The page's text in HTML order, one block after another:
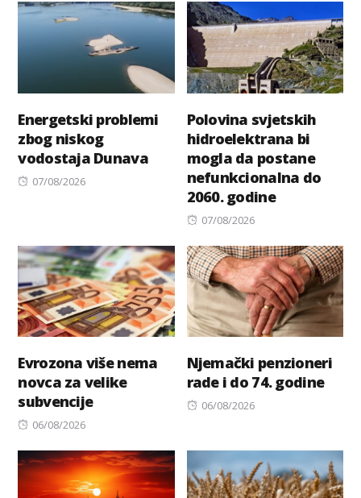
Energetski problemi
zbog niskog
vodostaja Dunava
Posted
07/08/2026
Polovina svjetskih
hidroelektrana bi
mogla da postane
nefunkcionalna do
2060. godine
Posted
07/08/2026
Evrozona više nema
novca za velike
subvencije
Posted
06/08/2026
Njemački penzioneri
rade i do 74. godine
Posted
06/08/2026